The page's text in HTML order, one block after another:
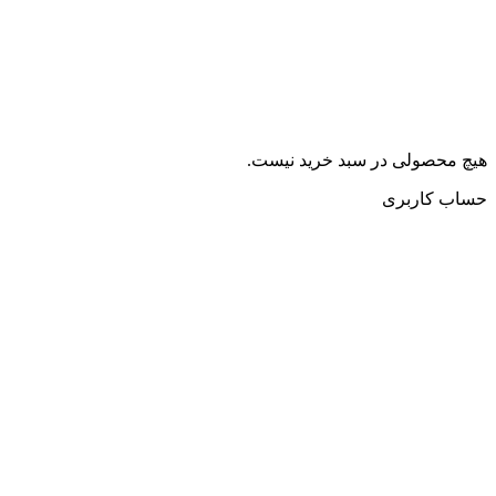
هیچ محصولی در سبد خرید نیست.
حساب کاربری